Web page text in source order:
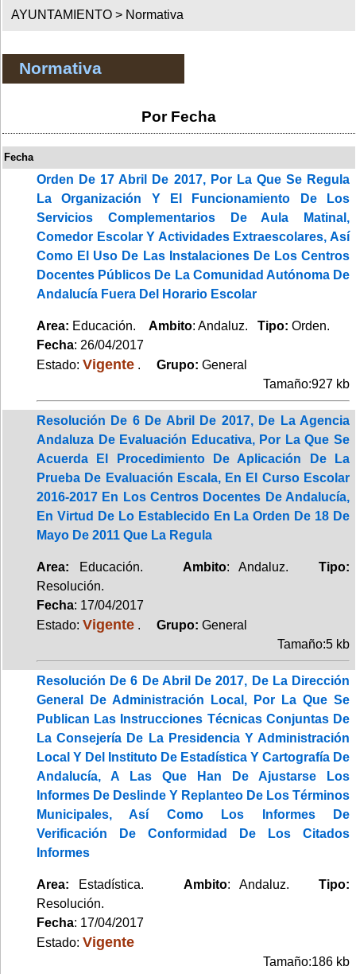
AYUNTAMIENTO > Normativa
Normativa
Por Fecha
Fecha
Orden De 17 Abril De 2017, Por La Que Se Regula
La Organización Y El Funcionamiento De Los
Servicios Complementarios De Aula Matinal,
Comedor Escolar Y Actividades Extraescolares, Así
Como El Uso De Las Instalaciones De Los Centros
Docentes Públicos De La Comunidad Autónoma De
Andalucía Fuera Del Horario Escolar
Area: Educación. Ambito: Andaluz. Tipo: Orden.
Fecha: 26/04/2017
Estado: Vigente . Grupo: General
Tamaño:927 kb
Resolución De 6 De Abril De 2017, De La Agencia
Andaluza De Evaluación Educativa, Por La Que Se
Acuerda El Procedimiento De Aplicación De La
Prueba De Evaluación Escala, En El Curso Escolar
2016-2017 En Los Centros Docentes De Andalucía,
En Virtud De Lo Establecido En La Orden De 18 De
Mayo De 2011 Que La Regula
Area: Educación. Ambito: Andaluz.Tipo:
Resolución.
Fecha: 17/04/2017
Estado: Vigente . Grupo: General
Tamaño:5 kb
Resolución De 6 De Abril De 2017, De La Dirección
General De Administración Local, Por La Que Se
Publican Las Instrucciones Técnicas Conjuntas De
La Consejería De La Presidencia Y Administración
Local Y Del Instituto De Estadística Y Cartografía De
Andalucía, A Las Que Han De Ajustarse Los
Informes De Deslinde Y Replanteo De Los Términos
Municipales, Así Como Los Informes De
Verificación De Conformidad De Los Citados
Informes
Area: Estadística. Ambito: Andaluz.Tipo:
Resolución.
Fecha: 17/04/2017
Estado: Vigente
Tamaño:186 kb